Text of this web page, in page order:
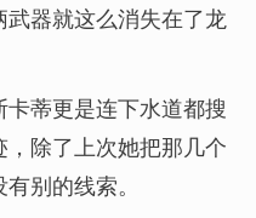
器就这么消失在了龙
蒂更是连下水道都搜
除了上次她把那几个
别的线索。